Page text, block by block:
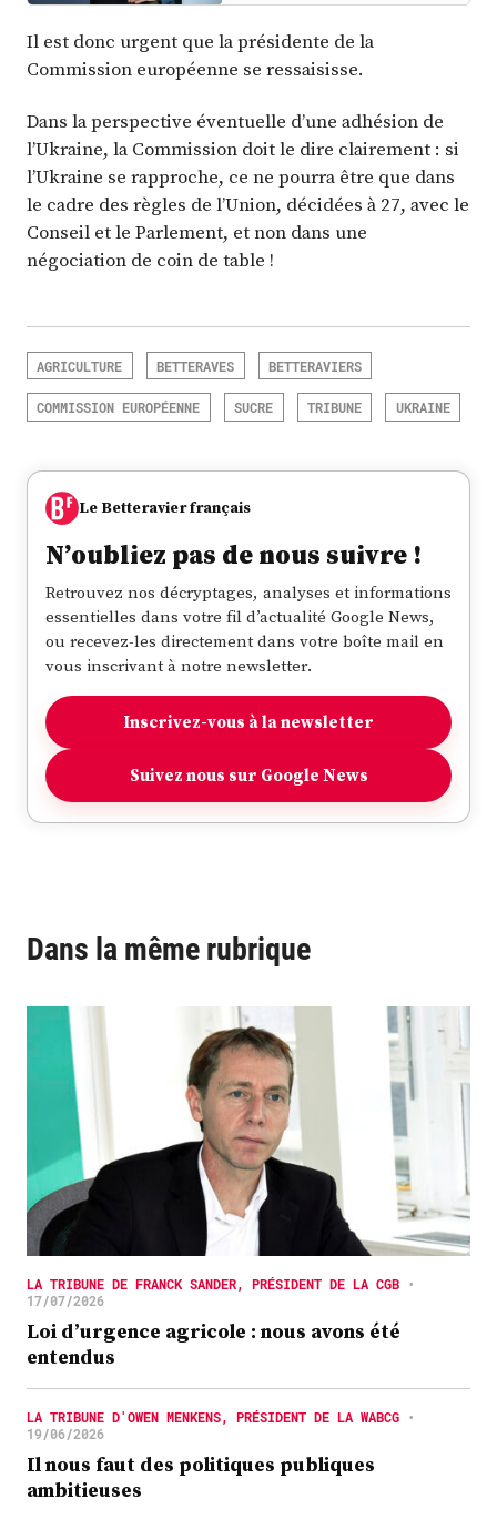
Il est donc urgent que la présidente de la
Commission européenne se ressaisisse.
Dans la perspective éventuelle d’une adhésion de
l’Ukraine, la Commission doit le dire clairement : si
l’Ukraine se rapproche, ce ne pourra être que dans
le cadre des règles de l’Union, décidées à 27, avec le
Conseil et le Parlement, et non dans une
négociation de coin de table !
AGRICULTURE BETTERAVES BETTERAVIERS
COMMISSION EUROPÉENNE SUCRE TRIBUNE UKRAINE
Le Betteravier français
N’oubliez pas de nous suivre !
Retrouvez nos décryptages, analyses et informations
essentielles dans votre fil d’actualité Google News,
ou recevez-les directement dans votre boîte mail en
vous inscrivant à notre newsletter.
Inscrivez-vous à la newsletter
Suivez nous sur Google News
Dans la même rubrique
LA TRIBUNE DE FRANCK SANDER, PRÉSIDENT DE LA CGB •
17/07/2026
Loi d’urgence agricole : nous avons été
entendus
LA TRIBUNE D'OWEN MENKENS, PRÉSIDENT DE LA WABCG •
19/06/2026
Il nous faut des politiques publiques
ambitieuses